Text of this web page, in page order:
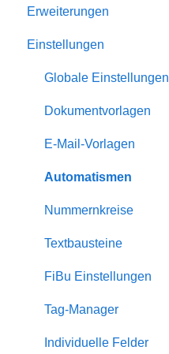
Erweiterungen
Homepage-Module
Channelmanager
Statistiken
Gästemappe
Dienstleister
Eigentümer
Bewertungen
Rabatte
Zuschläge
Serienversand
Einstellungen
Globale Einstellungen
Dokumentvorlagen
E-Mail-Vorlagen
Automatismen
Nummernkreise
Textbausteine
FiBu Einstellungen
Tag-Manager
Individuelle Felder